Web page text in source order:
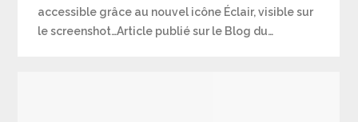
accessible grâce au nouvel icône Éclair, visible sur
le screenshot…Article publié sur le Blog du…